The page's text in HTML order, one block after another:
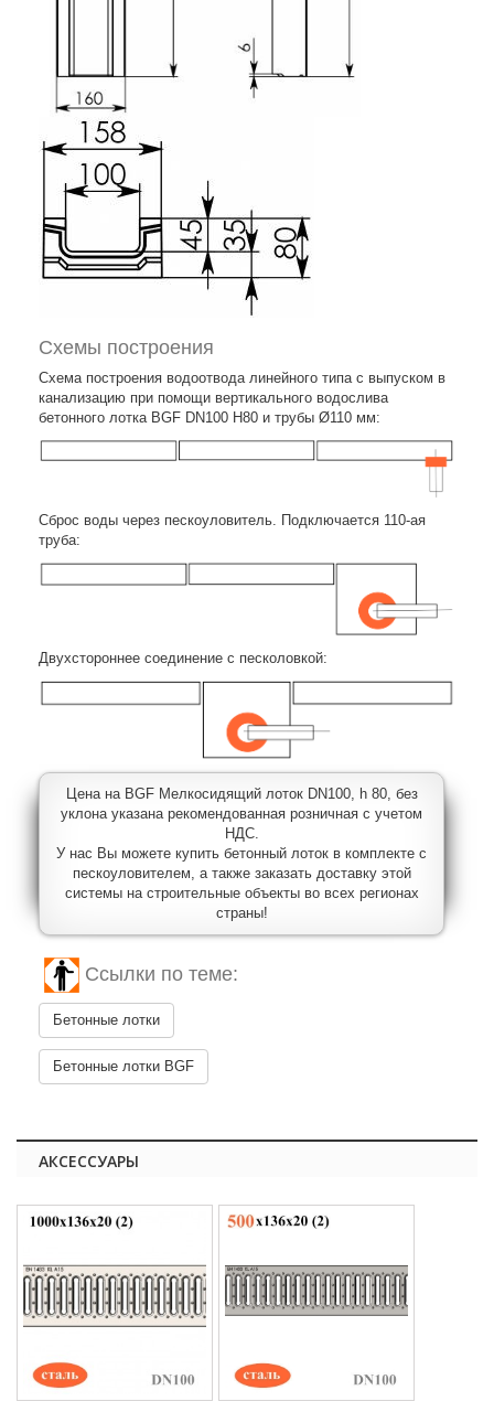
Схемы построения
Схема построения водоотвода линейного типа с выпуском в
канализацию при помощи вертикального водослива
бетонного лотка BGF DN100 H80 и трубы Ø110 мм:
Сброс воды через пескоуловитель. Подключается 110-ая
труба:
Двухстороннее соединение с песколовкой:
Цена на BGF Мелкосидящий лоток DN100, h 80, без
уклона указана рекомендованная розничная с учетом
НДС.
У нас Вы можете купить бетонный лоток в комплекте с
пескоуловителем, а также заказать доставку этой
системы на строительные объекты во всех регионах
страны!
Ссылки по теме:
Бетонные лотки
Бетонные лотки BGF
АКСЕССУАРЫ